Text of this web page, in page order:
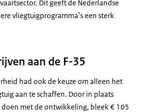
Dit geeft de Nederlandse
vliegtuigprogramma’s een sterk
aan de F-35
had ook de keuze om alleen het
aan te schaffen. Door in plaats
met de ontwikkeling, bleek € 105